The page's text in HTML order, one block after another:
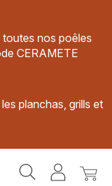
nos poêles
CERAMETE
planchas, grills et
MonMon